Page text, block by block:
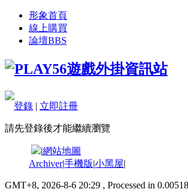
形象首頁
線上購買
論壇BBS
登錄 | 立即註冊
請先登錄後才能繼續瀏覽
|網站地圖
Archiver|手機版|小黑屋|
GMT+8, 2026-8-6 20:29 , Processed in